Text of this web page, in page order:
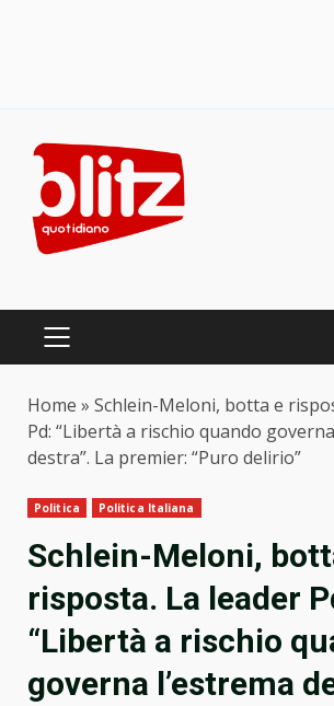
content
PRIMARY
Home » Schlein-Meloni, botta e
Pd: “Libertà a rischio quando
destra”. La premier: “Puro delirio”
Politica Politica Italiana
Schlein-Meloni,
risposta. La leader
“Libertà a rischio
governa l’estrema